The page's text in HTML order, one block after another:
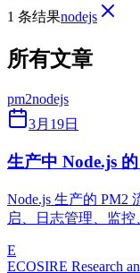
1 条结果nodejs
所有文章
pm2nodejs
3月19日
生产中 Node.js
Node.js 生产的 PM2
启、日志管理、监控
E
ECOSIRE Research